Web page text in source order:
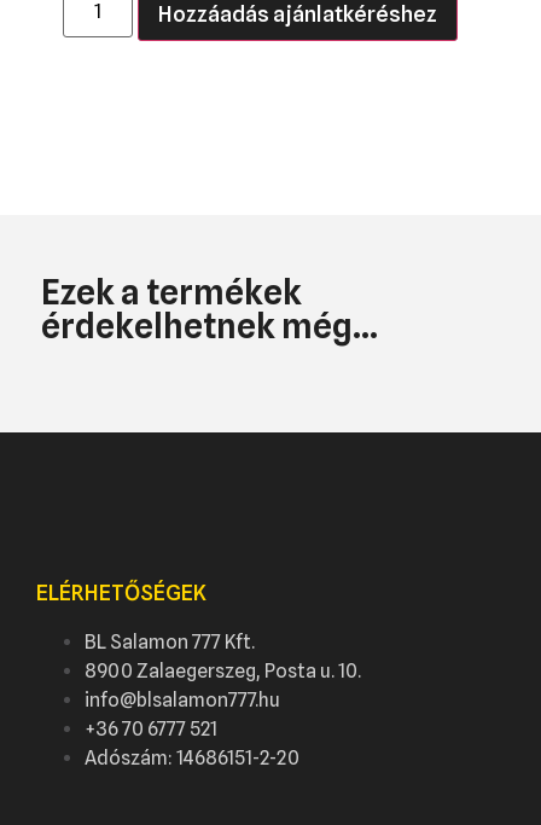
Hozzáadás ajánlatkéréshez
Ezek a termékek
érdekelhetnek még...
ELÉRHETŐSÉGEK
BL Salamon 777 Kft.
8900 Zalaegerszeg, Posta u. 10.
info@blsalamon777.hu
+36 70 6777 521
Adószám: 14686151-2-20